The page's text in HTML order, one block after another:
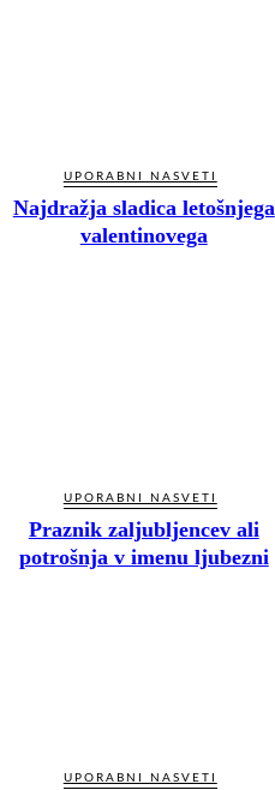
UPORABNI NASVETI
Najdražja sladica letošnjega
valentinovega
UPORABNI NASVETI
Praznik zaljubljencev ali
potrošnja v imenu ljubezni
UPORABNI NASVETI